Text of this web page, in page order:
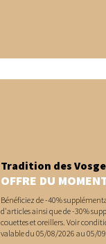
Tradition des
OFFRE DU
Bénéficiez de -40%
d'articles ainsi que de -30%
couettes et oreillers. Voir
valable du 05/08/2026 au 05/